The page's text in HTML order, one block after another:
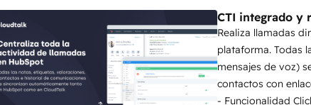
Cómo utiliza Allycom la compatibilidad con SMS para
Funciones clave:
Click-to-Call CTI:
Marca números directamente desde
navegador.
Sincronización bidireccional:
Registro automático de
CTI integrado y
Realiza llamadas
plataforma. Todas
mensajes de voz)
contactos con
- Funcionalidad